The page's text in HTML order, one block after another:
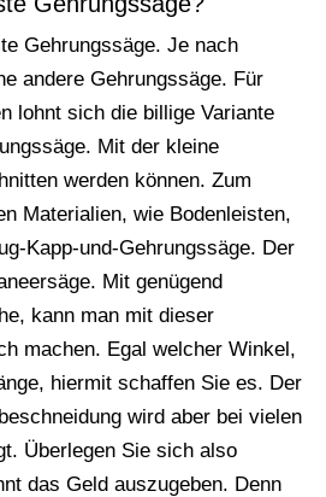
Gehrungssäge. Je nach
andere Gehrungssäge. Für
lohnt sich die billige Variante
Mit der kleine
werden können. Zum
Materialien, wie Bodenleisten,
Kapp-und-Gehrungssäge. Der
Mit genügend
kann man mit dieser
machen. Egal welcher Winkel,
hiermit schaffen Sie es. Der
wird aber bei vielen
Überlegen Sie sich also
das Geld auszugeben. Denn